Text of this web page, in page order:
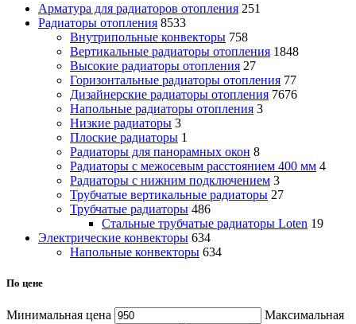
Арматура для радиаторов отопления 251
Радиаторы отопления 8533
Внутрипольные конвекторы 758
Вертикальные радиаторы отопления 1848
Высокие радиаторы отопления 27
Горизонтальные радиаторы отопления 77
Дизайнерские радиаторы отопления 7676
Напольные радиаторы отопления 3
Низкие радиаторы 3
Плоские радиаторы 1
Радиаторы для панорамных окон 8
Радиаторы с межосевым расстоянием 400 мм 4
Радиаторы с нижним подключением 3
Трубчатые вертикальные радиаторы 27
Трубчатые радиаторы 486
Cтальные трубчатые радиаторы Loten 19
Электрические конвекторы 634
Напольные конвекторы 634
По цене
Минимальная цена
Максимальная